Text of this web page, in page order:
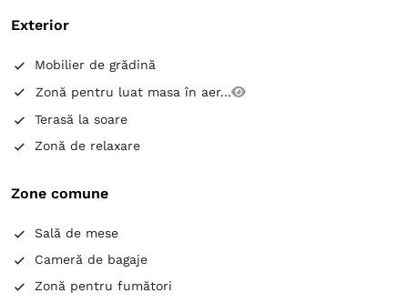
Exterior
Mobilier de grădină
Zonă pentru luat masa în aer...
Terasă la soare
Zonă de relaxare
Zone comune
Sală de mese
Cameră de bagaje
Zonă pentru fumători